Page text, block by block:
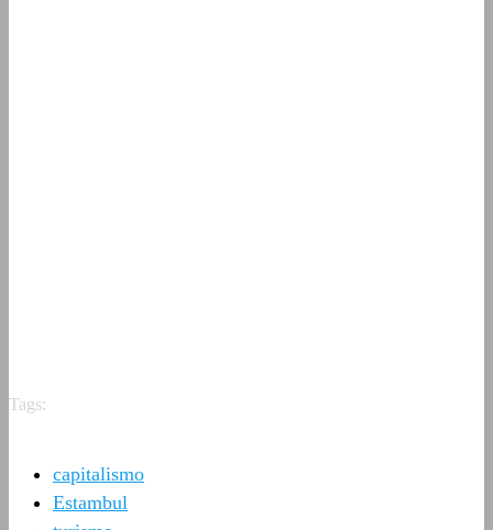
Tags:
capitalismo
Estambul